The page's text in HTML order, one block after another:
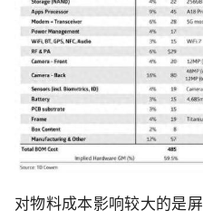
对物料成本影响较大的是